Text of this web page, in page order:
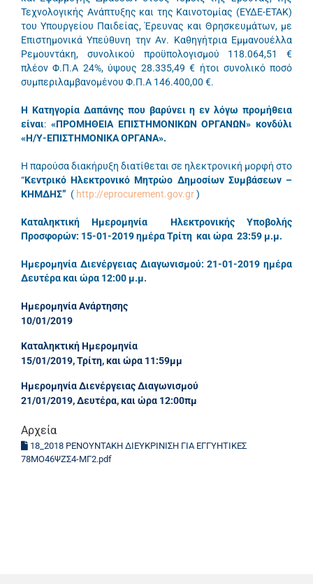
Τεχνολογικής Ανάπτυξης και της Καινοτομίας (ΕΥΔΕ-ΕΤΑΚ)
του Υπουργείου Παιδείας, Έρευνας και Θρησκευμάτων, με
Επιστημονικά Υπεύθυνη την Αν. Καθηγήτρια Εμμανουέλλα
Ρεμουντάκη, συνολικού προϋπολογισμού 118.064,51 €
πλέον Φ.Π.Α 24%, ύψους 28.335,49 € ήτοι συνολικό ποσό
συμπεριλαμβανομένου Φ.Π.Α 146.400,00 €.
Η Κατηγορία Δαπάνης που βαρύνει η εν λόγω προμήθεια
είναι: «ΠΡΟΜΗΘΕΙΑ ΕΠΙΣΤΗΜΟΝΙΚΩΝ ΟΡΓΑΝΩΝ» κονδύλι
«Η/Υ-ΕΠΙΣΤΗΜΟΝΙΚΑ ΟΡΓΑΝΑ».
Η παρούσα διακήρυξη διατίθεται σε ηλεκτρονική μορφή στο
“Κεντρικό Ηλεκτρονικό Μητρώο Δημοσίων Συμβάσεων –
ΚΗΜΔΗΣ” ( http://eprocurement.gov.gr)
Καταληκτική Ημερομηνία Ηλεκτρονικής Υποβολής
Προσφορών: 15-01-2019 ημέρα Τρίτη και ώρα 23:59 μ.μ.
Ημερομηνία Διενέργειας Διαγωνισμού: 21-01-2019 ημέρα
Δευτέρα και ώρα 12:00 μ.μ.
Ημερομηνία Ανάρτησης
10/01/2019
Καταληκτική Ημερομηνία
15/01/2019, Τρίτη, και ώρα 11:59μμ
Ημερομηνία Διενέργειας Διαγωνισμού
21/01/2019, Δευτέρα, και ώρα 12:00πμ
Αρχεία
18_2018 ΡΕΝΟΥΝΤΑΚΗ ΔΙΕΥΚΡΙΝΙΣΗ ΓΙΑ ΕΓΓΥΗΤΙΚΕΣ
78ΜΟ46ΨΖΣ4-ΜΓ2.pdf